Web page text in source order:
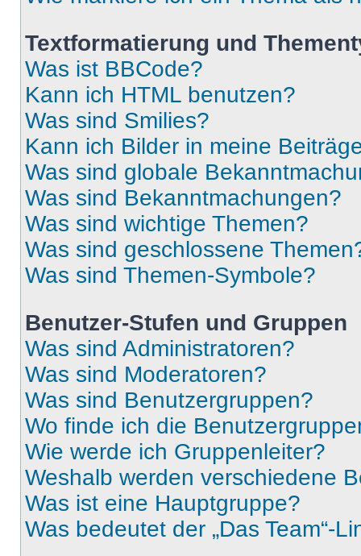
Textformatierung und
Was ist BBCode?
Kann ich HTML benutzen?
Was sind Smilies?
Kann ich Bilder in meine
Was sind globale
Was sind Bekanntmachungen?
Was sind wichtige Themen?
Was sind geschlossene
Was sind Themen-Symbole?
Benutzer-Stufen und Gruppen
Was sind Administratoren?
Was sind Moderatoren?
Was sind Benutzergruppen?
Wo finde ich die
Wie werde ich Gruppenleiter?
Weshalb werden verschiedene
Was ist eine Hauptgruppe?
Was bedeutet der „Das Team“-